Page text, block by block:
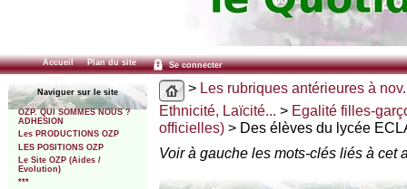
Accueil Plan du site Se connecter
Naviguer sur le site
OZP. QUI SOMMES NOUS ?
ADHESION
Les PRODUCTIONS OZP
LES POSITIONS OZP
Le Site OZP (Aides /
Evolution)
***
> Les rubriques antérieures à
Ethnicité, Laïcité... > Egalité filles-
officielles)> Des élèves du lycée
Voir à gauche les mots-clés liés à cet